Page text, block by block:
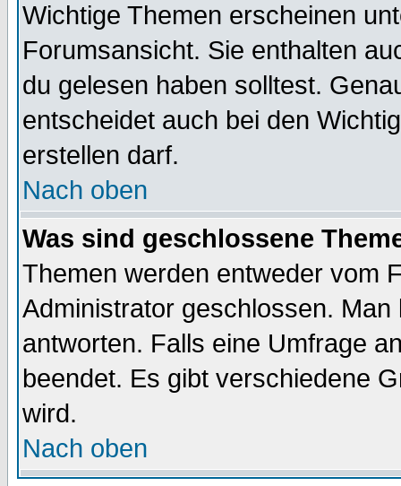
Wichtige Themen erscheinen
Forumsansicht. Sie enthalten
du gelesen haben solltest.
entscheidet auch bei den
erstellen darf.
Nach oben
Was sind geschlossene
Themen werden entweder vom
Administrator geschlossen.
antworten. Falls eine Umfrage
beendet. Es gibt verschiedene
wird.
Nach oben